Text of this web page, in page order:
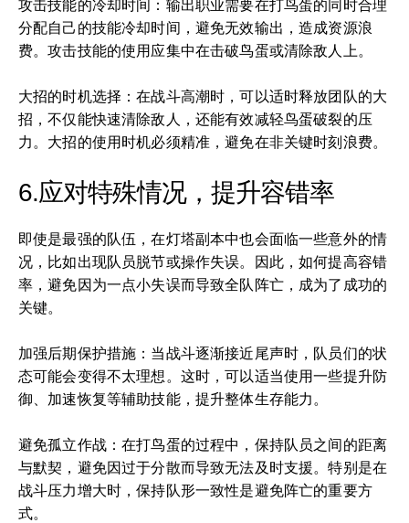
攻击技能的冷却时间：输出职业需要在打鸟蛋的同时合理
分配自己的技能冷却时间，避免无效输出，造成资源浪
费。攻击技能的使用应集中在击破鸟蛋或清除敌人上。
大招的时机选择：在战斗高潮时，可以适时释放团队的大
招，不仅能快速清除敌人，还能有效减轻鸟蛋破裂的压
力。大招的使用时机必须精准，避免在非关键时刻浪费。
6.应对特殊情况，提升容错率
即使是最强的队伍，在灯塔副本中也会面临一些意外的情
况，比如出现队员脱节或操作失误。因此，如何提高容错
率，避免因为一点小失误而导致全队阵亡，成为了成功的
关键。
加强后期保护措施：当战斗逐渐接近尾声时，队员们的状
态可能会变得不太理想。这时，可以适当使用一些提升防
御、加速恢复等辅助技能，提升整体生存能力。
避免孤立作战：在打鸟蛋的过程中，保持队员之间的距离
与默契，避免因过于分散而导致无法及时支援。特别是在
战斗压力增大时，保持队形一致性是避免阵亡的重要方
式。